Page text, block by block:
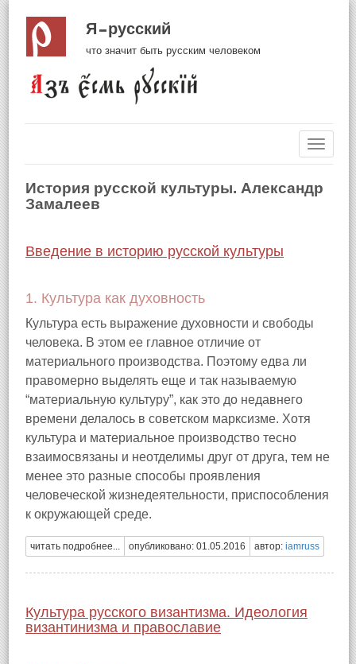
Я русский
что значит быть русским человеком
История русской культуры. Александр
Замалеев
Введение в историю русской культуры
1. Культура как духовность
Культура есть выражение духовности и свободы
человека. В этом ее главное отличие от
материального производства. Поэтому едва ли
правомерно выделять еще и так называемую
“материальную культуру”, как это до недавнего
времени делалось в советском марксизме. Хотя
культура и материальное производство тесно
взаимосвязаны и неотделимы друг от друга, тем не
менее это разные способы проявления
человеческой жизнедеятельности, приспособления
к окружающей среде.
читать подробнее... опубликовано: 01.05.2016 автор: iamruss
Культура русского византизма. Идеология
византинизма и православие